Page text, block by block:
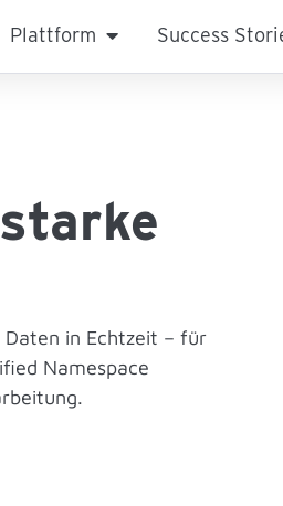
Plattform Success
in Echtzeit – für
Namespace